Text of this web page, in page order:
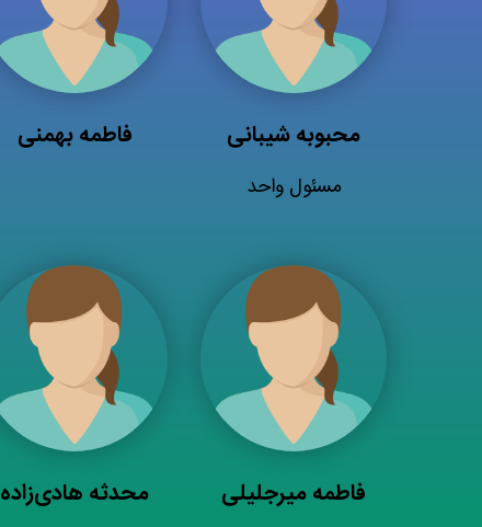
محبوبه شیبانی
مسئول واحد
فاطمه بهمنی
فاطمه میرجلیلی محدثه هادی‌زاده